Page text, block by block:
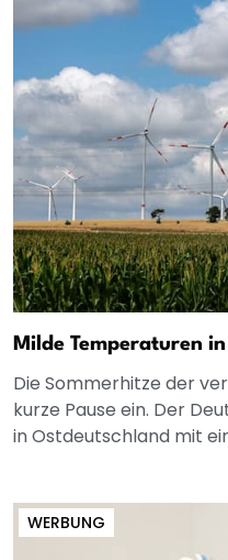
Milde Temperaturen
Die Sommerhitze der
kurze Pause ein. Der
in Ostdeutschland mit
WERBUNG